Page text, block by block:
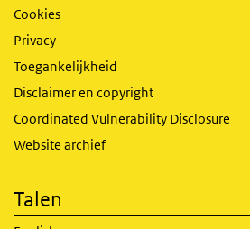
Cookies
Privacy
Toegankelijkheid
Disclaimer en copyright
Coordinated Vulnerability Disclosure
Website archief
Talen